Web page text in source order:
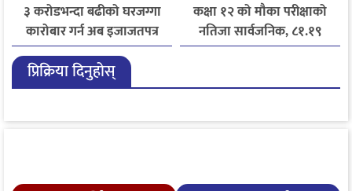
३ करोडभन्दा बढीको घरजग्गा
कारोबार गर्न अब इजाजतपत्र
अनिवार्य
कक्षा १२ को मौका परीक्षाको
नतिजा सार्वजनिक, ८१.१९
प्रतिशत विद्यार्थी उत्तीर्ण
प्रिक्रिया दिनुहोस्